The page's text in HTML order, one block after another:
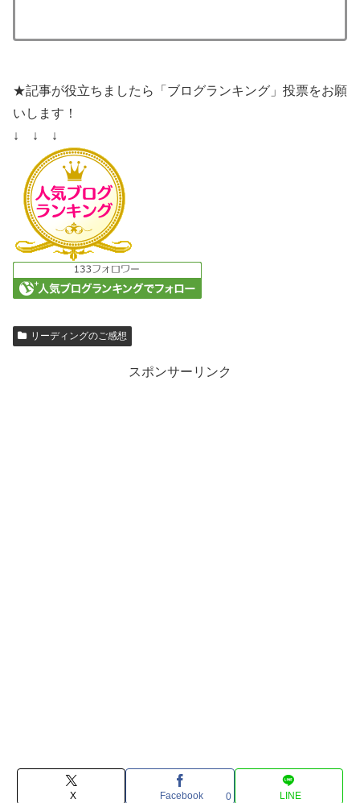
★記事が役立ちましたら「ブログランキング」投票をお願
いします！
↓ ↓ ↓
リーディングのご感想
スポンサーリンク
X Facebook 0 LINE